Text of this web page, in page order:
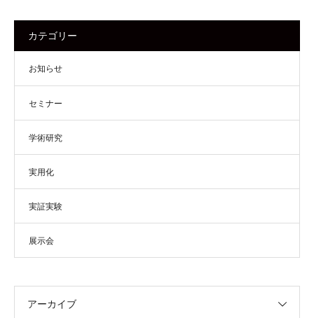
カテゴリー
お知らせ
セミナー
学術研究
実用化
実証実験
展示会
アーカイブ